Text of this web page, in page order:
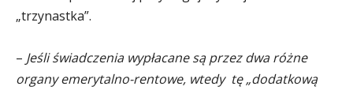
„trzynastka”.
– Jeśli świadczenia wypłacane są przez dwa różne
organy emerytalno-rentowe, wtedy tę „dodatkową